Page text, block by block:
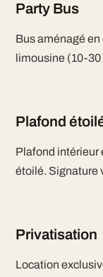
Party Bus
Bus aménagé
limousine (10-30
Plafond
Plafond intérieur
étoilé. Signature
Privatisation
Location